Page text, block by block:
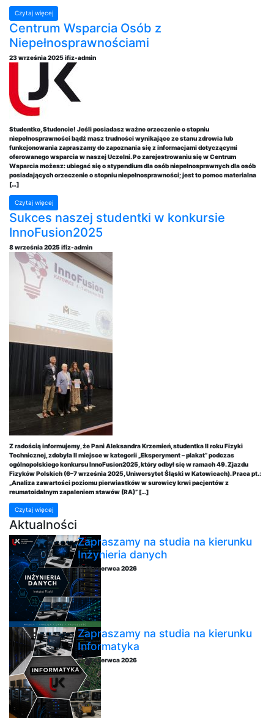
Czytaj więcej
Centrum Wsparcia Osób z
Niepełnosprawnościami
23 września 2025ifiz-admin
Studentko, Studencie! Jeśli posiadasz ważne orzeczenie o stopniu
niepełnosprawności bądź masz trudności wynikające ze stanu zdrowia lub
funkcjonowania zapraszamy do zapoznania się z informacjami dotyczącymi
oferowanego wsparcia w naszej Uczelni. Po zarejestrowaniu się w Centrum
Wsparcia możesz: ubiegać się o stypendium dla osób niepełnosprawnych dla osób
posiadających orzeczenie o stopniu niepełnosprawności; jest to pomoc materialna
[…]
Czytaj więcej
Sukces naszej studentki w konkursie
InnoFusion2025
8 września 2025ifiz-admin
Z radością informujemy, że Pani Aleksandra Krzemień, studentka II roku Fizyki
Technicznej, zdobyła II miejsce w kategorii „Eksperyment – plakat” podczas
ogólnopolskiego konkursu InnoFusion2025, który odbył się w ramach 49. Zjazdu
Fizyków Polskich (6–7 września 2025, Uniwersytet Śląski w Katowicach). Praca pt.:
„Analiza zawartości poziomu pierwiastków w surowicy krwi pacjentów z
reumatoidalnym zapaleniem stawów (RA)” […]
Czytaj więcej
Aktualności
Zapraszamy na studia na kierunku
Inżynieria danych
29 czerwca 2026
Zapraszamy na studia na kierunku
Informatyka
29 czerwca 2026